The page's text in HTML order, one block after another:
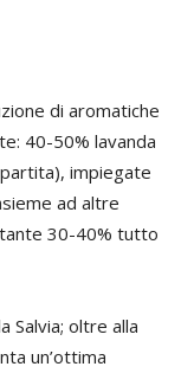
di aromatiche
40-50% lavanda
impiegate
ad altre
30-40% tutto
Salvia; oltre alla
un’ottima